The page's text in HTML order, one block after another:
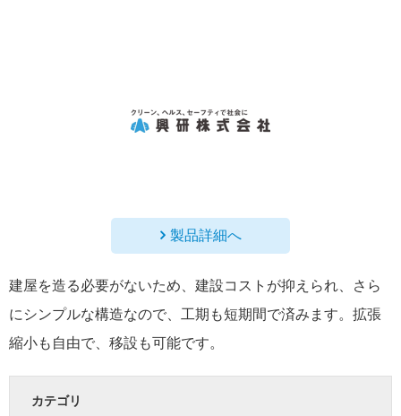
製品詳細へ
建屋を造る必要がないため、建設コストが抑えられ、さら
にシンプルな構造なので、工期も短期間で済みます。拡張
縮小も自由で、移設も可能です。
カテゴリ